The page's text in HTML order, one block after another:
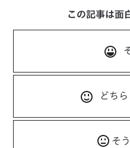
この記事は面
どち
そ